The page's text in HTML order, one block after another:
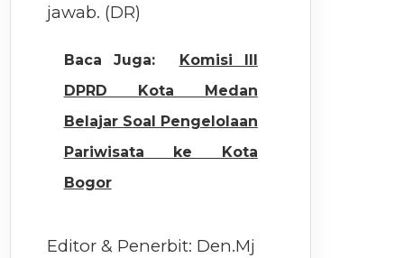
jawab. (DR)
Baca Juga:
Komisi III
DPRD Kota Medan
Belajar Soal Pengelolaan
Pariwisata ke Kota
Bogor
Editor & Penerbit: Den.Mj